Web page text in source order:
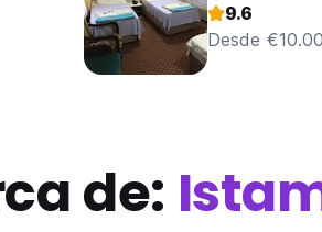
9.6
Desde
de: